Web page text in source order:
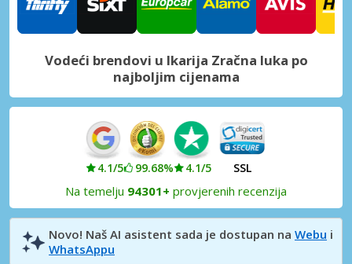
Vodeći brendovi u Ikarija Zračna luka po
najboljim cijenama
4.1/5 99.68% 4.1/5 SSL
Na temelju 94301+ provjerenih recenzija
Novo! Naš AI asistent sada je dostupan na Webu i
WhatsAppu